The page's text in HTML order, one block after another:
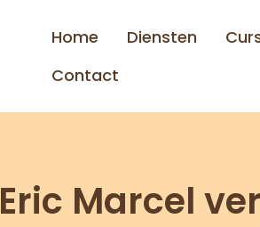
Home Diensten
Contact
Eric Marcel